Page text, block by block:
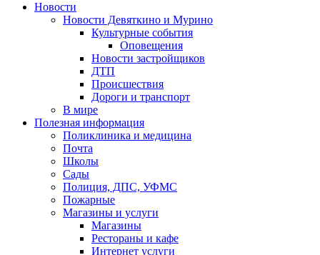
Новости
Новости Девяткино и Мурино
Культурные события
Оповещения
Новости застройщиков
ДТП
Происшествия
Дороги и транспорт
В мире
Полезная информация
Поликлиника и медицина
Почта
Школы
Сады
Полиция, ДПС, УФМС
Пожарные
Магазины и услуги
Магазины
Рестораны и кафе
Интернет услуги